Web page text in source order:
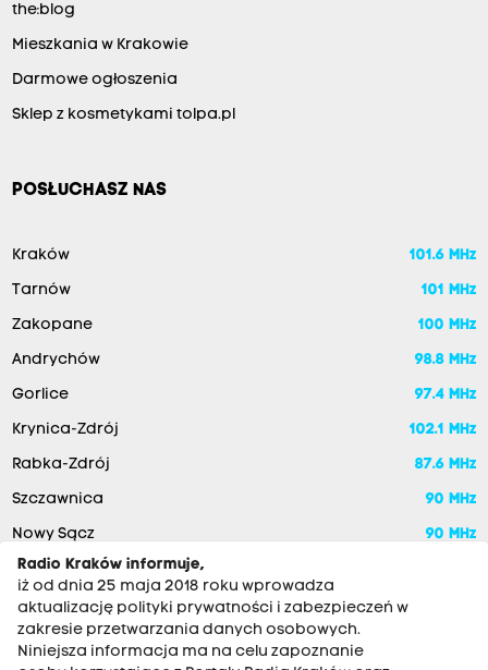
the:blog
Mieszkania w Krakowie
Darmowe ogłoszenia
Sklep z kosmetykami tolpa.pl
POSŁUCHASZ NAS
Kraków 101.6 MHz
Tarnów 101 MHz
Zakopane 100 MHz
Andrychów 98.8 MHz
Gorlice 97.4 MHz
Krynica-Zdrój 102.1 MHz
Rabka-Zdrój 87.6 MHz
Szczawnica 90 MHz
Nowy Sącz
90 MHz
Radio Kraków informuje,
iż od dnia 25 maja 2018 roku wprowadza
aktualizację polityki prywatności i zabezpieczeń w
zakresie przetwarzania danych osobowych.
Niniejsza informacja ma na celu zapoznanie